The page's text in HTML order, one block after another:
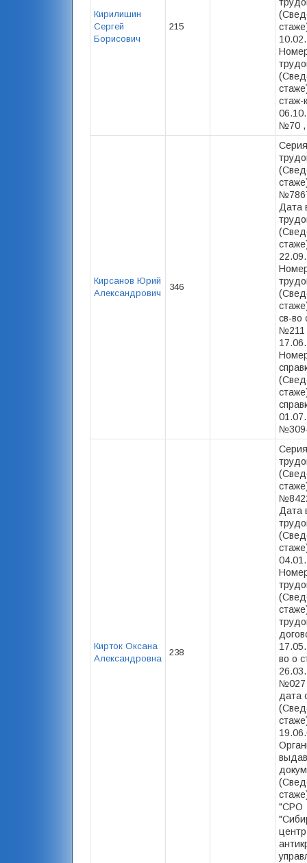
Кирилишин
Сергей
Борисович
215
стаж-
№70 ,
Кирсанов Юрий
Александрович
346
Дата
св-во
№211
Кирток Оксана
Александровна
238
Дата
во о
№027
дата
"СРО